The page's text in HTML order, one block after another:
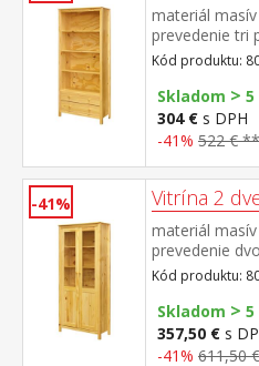
materiál
prevedenie tri
kovovými
Kód produktu:
Skladom > 5
304 € s DPH
-41% 522 € **
-41% Vitrína 2
materiál
prevedenie
dvere, štyri
Kód produktu:
Skladom > 5
357,50 € s
-41% 611,50